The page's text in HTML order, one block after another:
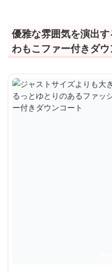
優雅な雰囲気を演出
わもこファー付きダウ